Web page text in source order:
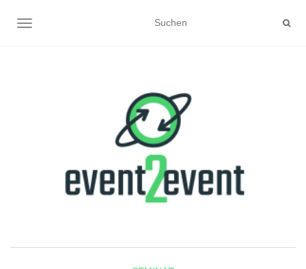
NAVIGATION UMSCHALTEN